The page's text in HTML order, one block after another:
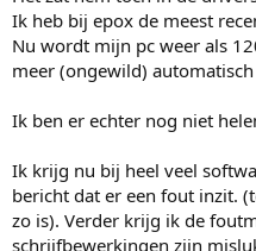
Ik heb bij epox de meest
Nu wordt mijn pc weer als
meer (ongewild)
Ik ben er echter nog niet
Ik krijg nu bij heel veel
bericht dat er een fout inzit.
zo is). Verder krijg ik de
schrijfbewerkingen zijn